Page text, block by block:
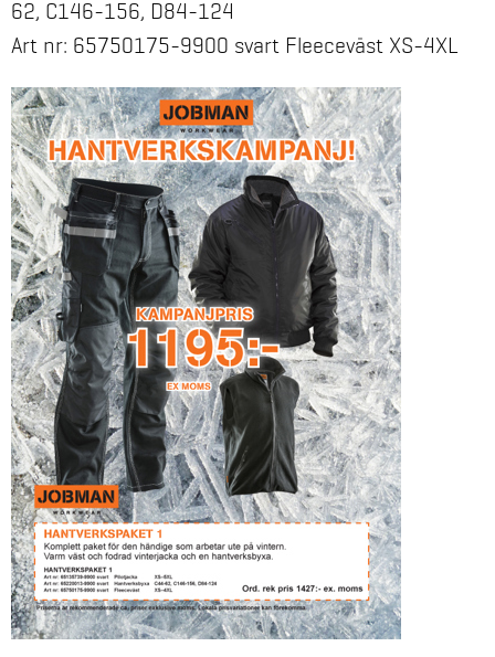
62, C146-156, D84-124
Art nr: 65750175-9900 svart Fleeceväst XS-4XL